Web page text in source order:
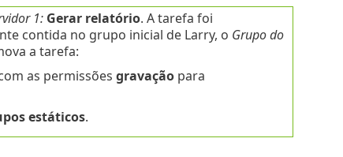
1: Gerar relatório. A tarefa foi
contida no grupo inicial de Larry, o Grupo do
a tarefa:
as permissões gravaçãopara
estáticos.